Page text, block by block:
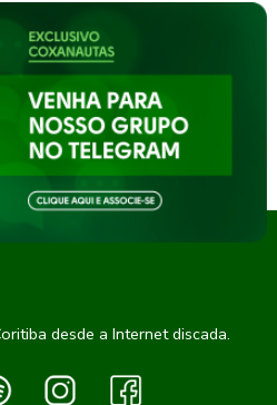
desde a Internet discada.